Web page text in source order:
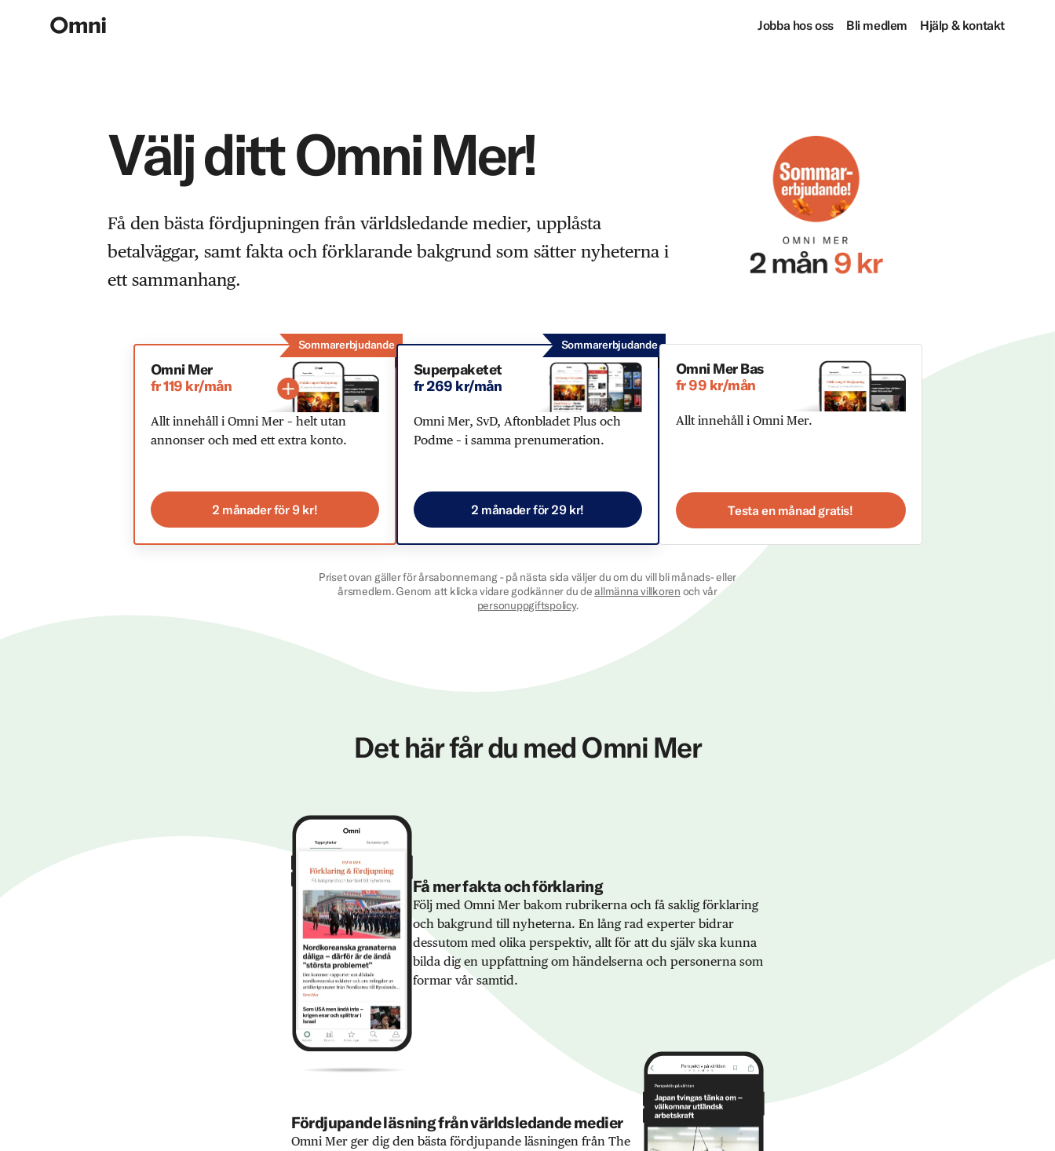
Jobba hos oss Bli medlem Hjälp & kontakt
Välj ditt Omni Mer!
Få den bästa fördjupningen från världsledande medier, upplåsta
betalväggar, samt fakta och förklarande bakgrund som sätter nyheterna i
ett sammanhang.
Sommarerbjudande
Omni Mer
fr 119 kr/mån
Allt innehåll i Omni Mer – helt utan
annonser och med ett extra konto.
2 månader för 9 kr!
Sommarerbjudande
Superpaketet
fr 269 kr/mån
Omni Mer, SvD, Aftonbladet Plus och
Podme – i samma prenumeration.
2 månader för 29 kr!
Omni Mer Bas
fr 99 kr/mån
Allt innehåll i Omni Mer.
Testa en månad gratis!
Priset ovan gäller för årsabonnemang - på nästa sida väljer du om du vill bli månads- eller
årsmedlem. Genom att klicka vidare godkänner du deallmänna villkoren och vår
personuppgiftspolicy.
Det här får du med Omni Mer
Få mer fakta och förklaring
Följ med Omni Mer bakom rubrikerna och få saklig förklaring
och bakgrund till nyheterna. En lång rad experter bidrar
dessutom med olika perspektiv, allt för att du själv ska kunna
bilda dig en uppfattning om händelserna och personerna som
formar vår samtid.
Fördjupande läsning från världsledande medier
Omni Mer ger dig den bästa fördjupande läsningen från The